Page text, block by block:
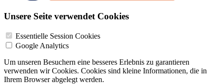
Unsere Seite verwendet Cookies
Essentielle Session Cookies
Google Analytics
Um unseren Besuchern eine besseres Erlebnis zu garantieren
verwenden wir Cookies. Cookies sind kleine Informationen, die in
Ihrem Browser abgelegt werden.